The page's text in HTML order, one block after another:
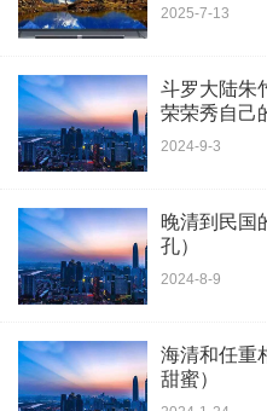
2025-7-13
斗罗大陆朱
荣荣秀自己
2024-9-3
晚清到民国
孔）
2024-8-9
海清和任重
甜蜜）